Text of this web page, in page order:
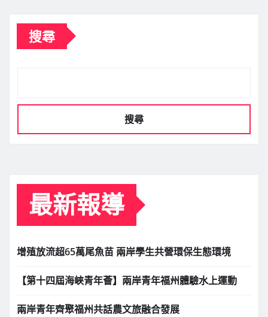
搜尋
搜尋
最新報導
增殖放流超65萬尾魚苗 兩岸學生共營環保生態環境
【第十四屆海峽青年薈】兩岸青年福州體驗水上運動
兩岸青年齊聚福州共話農文旅融合發展